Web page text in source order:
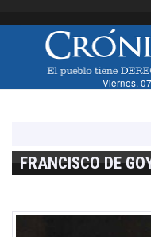
Viernes,
FRANCISCO DE